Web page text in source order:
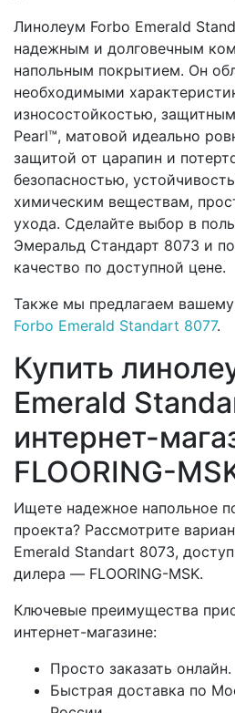
Линолеум Forbo Emerald
надежным и долговечным
напольным покрытием. Он
необходимыми
износостойкостью,
Pearl™, матовой идеально
защитой от царапин и
безопасностью,
химическим веществам,
ухода. Сделайте выбор в
Эмеральд Стандарт 8073 и
качество по доступной цене.
Также мы предлагаем
Forbo Emerald Standart 8077.
Купить
Emerald
интернет-
FLOORING-
Ищете надежное напольное
проекта? Рассмотрите
Emerald Standart 8073,
дилера — FLOORING-MSK.
Ключевые преимущества
интернет-магазине:
Просто заказать онлайн.
Быстрая доставка по